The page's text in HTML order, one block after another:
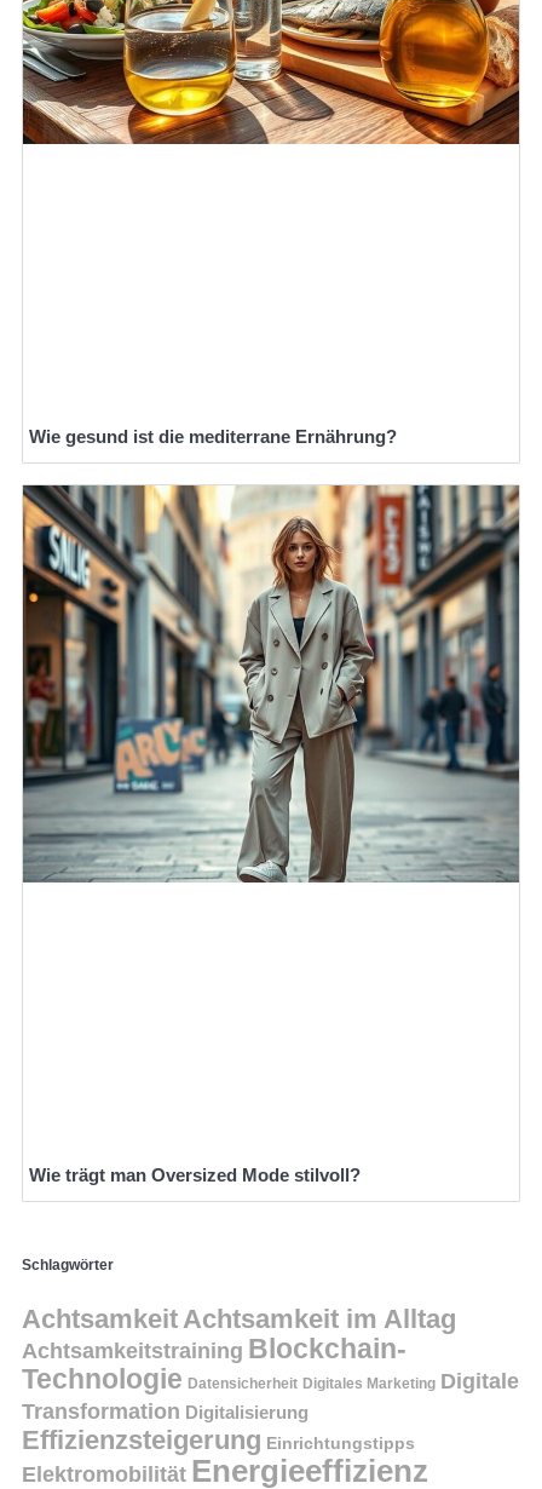
Wie gesund ist die mediterrane Ernährung?
Wie trägt man Oversized Mode stilvoll?
Schlagwörter
Achtsamkeit Achtsamkeit im Alltag
Achtsamkeitstraining Blockchain-
Technologie Datensicherheit Digitales Marketing Digitale
Transformation Digitalisierung
Effizienzsteigerung Einrichtungstipps
Elektromobilität Energieeffizienz